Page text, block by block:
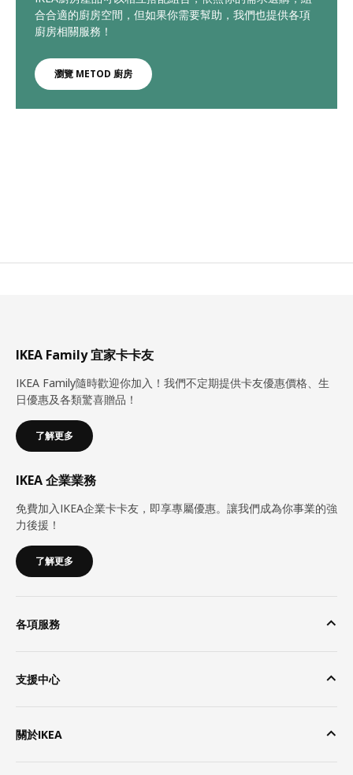
合合適的廚房空間，但如果你需要幫助，我們也提供各項
廚房相關服務！
瀏覽 METOD 廚房
IKEA Family 宜家卡卡友
IKEA Family隨時歡迎你加入！我們不定期提供卡友優惠價格、生
日優惠及各類驚喜贈品！
了解更多
IKEA 企業業務
免費加入IKEA企業卡卡友，即享專屬優惠。讓我們成為你事業的強
力後援！
了解更多
各項服務
支援中心
關於IKEA